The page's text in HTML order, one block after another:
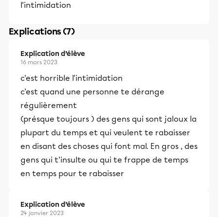
l'intimidation
Explications (7)
Explication d’élève
16 mars 2023
c'est horrible l'intimidation
c'est quand une personne te dérange
régulièrement
(présque toujours ) des gens qui sont jaloux la
plupart du temps et qui veulent te rabaisser
en disant des choses qui font mal. En gros , des
gens qui t'insulte ou qui te frappe de temps
en temps pour te rabaisser
Explication d’élève
24 janvier 2023